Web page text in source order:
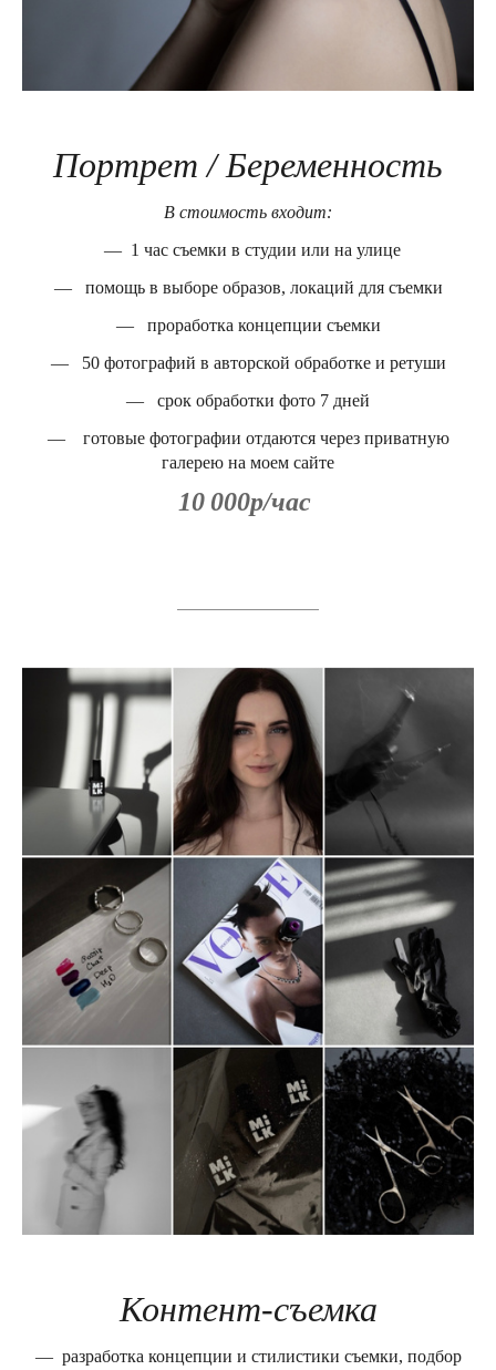
Портрет / Беременность
В стоимость входит:
— 1 час съемки в студии или на улице
— помощь в выборе образов, локаций для съемки
— проработка концепции съемки
— 50 фотографий в авторской обработке и ретуши
— срок обработки фото 7 дней
— готовые фотографии отдаются через приватную
галерею на моем сайте
10 000р/час
Контент-съемка
— разработка концепции и стилистики съемки, подбор